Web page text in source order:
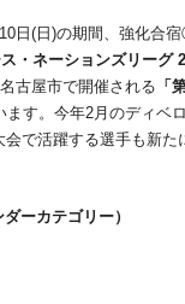
日(日)の期間、強化合
・ネーションズリーグ
古屋市で開催される 「
ます。今年2月のディベ
で活躍する選手も新た
ーカテゴリー）